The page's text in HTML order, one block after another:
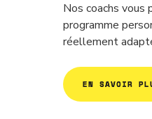
Nos coachs vous
programme
réellement
EN SAVOIR